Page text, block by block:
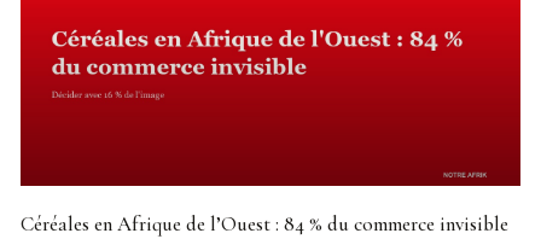
Céréales en Afrique de l’Ouest : 84 % du commerce invisible